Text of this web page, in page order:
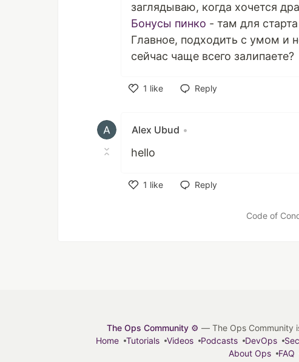
заглядываю, когда хочется
Бонусы пинко - там для
Главное, подходить с умом и
сейчас чаще всего залипаете?
1 like
Reply
Alex Ubud •
hello
1 like
Reply
Code of
The Ops Community ⚙️ — The Ops Community
Home
Tutorials Videos Podcasts DevOps
About Ops
FAQ